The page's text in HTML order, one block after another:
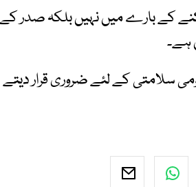
کے بارے میں نہیں بلکہ صدر کے
ہے۔
سلامتی کے لئے ضروری قرار دیتے